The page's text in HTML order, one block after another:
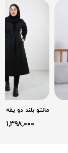
مانتو بلند دو یقه
۱,۳۹۸,۰۰۰